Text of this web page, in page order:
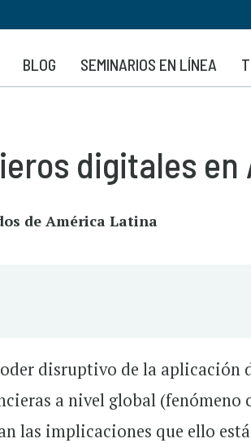
al
contenido
principal
BLOG SEMINARIOS EN LÍNEA
digitales en
de América Latina
disruptivo de la aplicación
a nivel global (fenómeno
las implicaciones que ello